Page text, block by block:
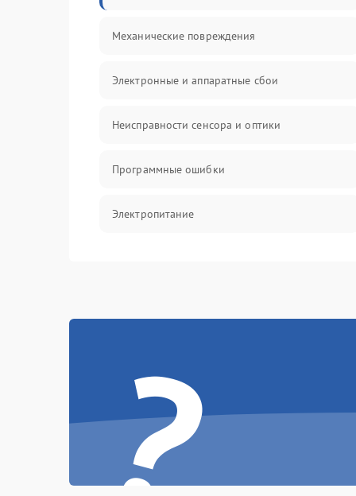
Механические повреждения
Электронные и аппаратные сбои
Неисправности сенсора и оптики
Программные ошибки
Электропитание
Температурные проблемы
Сбои коммуникаций и интерфейсов
Программные сбои
?